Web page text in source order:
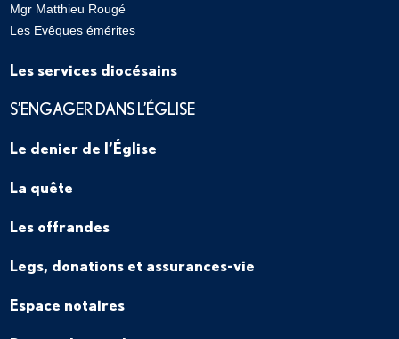
Mgr Matthieu Rougé
Les Evêques émérites
Les services diocésains
S’ENGAGER DANS L’ÉGLISE
Le denier de l’Église
La quête
Les offrandes
Legs, donations et assurances-vie
Espace notaires